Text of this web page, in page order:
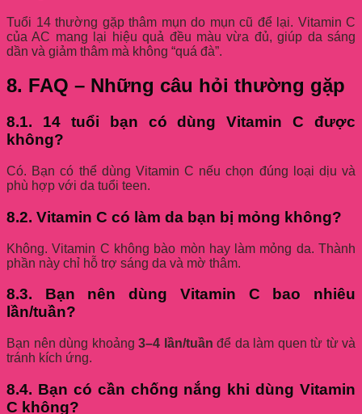
Tuổi 14 thường gặp thâm mụn do mụn cũ để lại. Vitamin C
của AC mang lại hiệu quả đều màu vừa đủ, giúp da sáng
dần và giảm thâm mà không “quá đà”.
8. FAQ – Những câu hỏi thường gặp
8.1. 14 tuổi bạn có dùng Vitamin C được
không?
Có. Bạn có thể dùng Vitamin C nếu chọn đúng loại dịu và
phù hợp với da tuổi teen.
8.2. Vitamin C có làm da bạn bị mỏng không?
Không. Vitamin C không bào mòn hay làm mỏng da. Thành
phần này chỉ hỗ trợ sáng da và mờ thâm.
8.3. Bạn nên dùng Vitamin C bao nhiêu
lần/tuần?
Bạn nên dùng khoảng 3–4 lần/tuần để da làm quen từ từ và
tránh kích ứng.
8.4. Bạn có cần chống nắng khi dùng Vitamin
C không?